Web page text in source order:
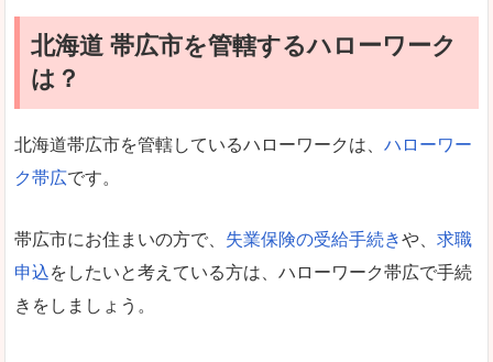
北海道 帯広市を管轄するハローワーク
は？
北海道帯広市を管轄しているハローワークは、 ハローワー
ク帯広です。
帯広市にお住まいの方で、 失業保険の受給手続きや、 求職
申込をしたいと考えている方は、ハローワーク帯広で手続
きをしましょう。